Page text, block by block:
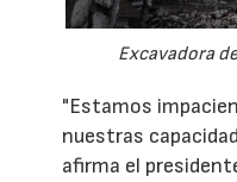
Excavadora
"Estamos
nuestras
afirma el